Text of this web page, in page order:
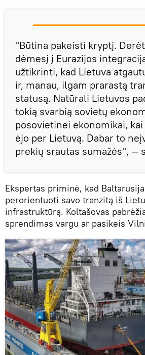
"Būtina pakeisti kryptį.
dėmesį į Eurazijos
užtikrinti, kad Lietuva
ir, manau, ilgam prarastą
statusą. Natūrali Lietuvos
tokią svarbią sovietų
posovietinei ekonomikai,
ėjo per Lietuvą. Dabar to
prekių srautas sumažės", —
Ekspertas priminė, kad
perorientuoti savo tranzitą iš
infrastruktūrą. Koltašovas
sprendimas vargu ar pasikeis